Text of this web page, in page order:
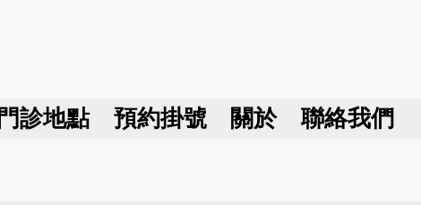
門診地點 預約掛號 關於 聯絡我們